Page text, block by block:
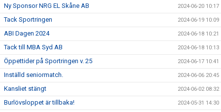
Ny Sponsor NRG EL Skåne AB 2024-06-20 10:17
Tack Sportringen 2024-06-19 10:09
ABI Dagen 2024 2024-06-18 10:21
Tack till MBA Syd AB 2024-06-18 10:13
Öppettider på Sportringen v. 25 2024-06-17 10:41
Inställd seniormatch. 2024-06-06 20:45
Kansliet stängt 2024-06-02 08:32
Burlövsloppet är tillbaka! 2024-05-31 14:30